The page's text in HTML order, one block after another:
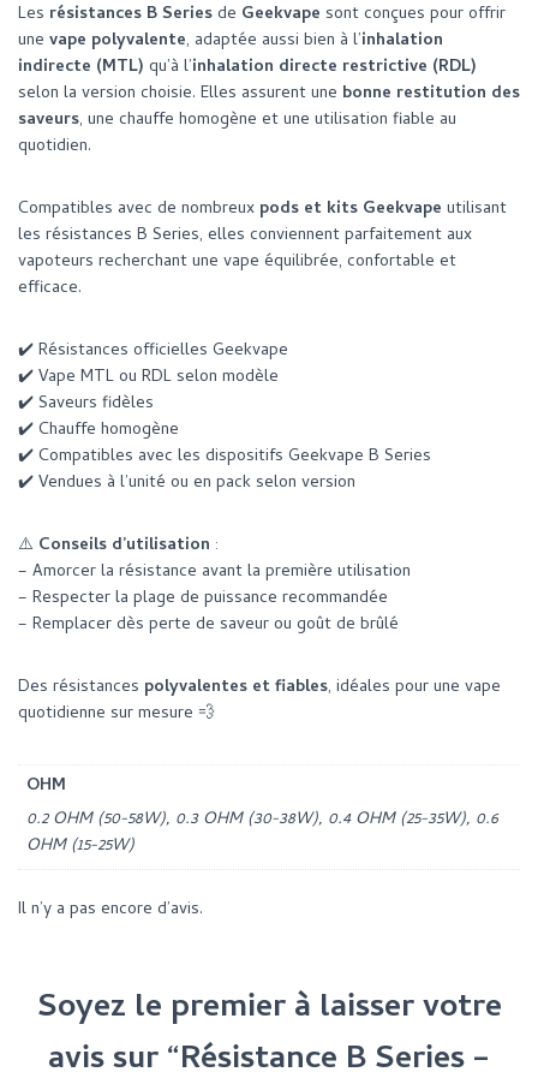
Les résistances B Seriesde Geekvape sont conçues pour offrir
une vape polyvalente, adaptée aussi bien à l’inhalation
indirecte (MTL) qu’à l’inhalation directe restrictive (RDL)
selon la version choisie. Elles assurent une bonne restitution des
saveurs, une chauffe homogène et une utilisation fiable au
quotidien.
Compatibles avec de nombreux pods et kits Geekvape utilisant
les résistances B Series, elles conviennent parfaitement aux
vapoteurs recherchant une vape équilibrée, confortable et
efficace.
✔️ Résistances officielles Geekvape
✔️ Vape MTL ou RDL selon modèle
✔️ Saveurs fidèles
✔️ Chauffe homogène
✔️ Compatibles avec les dispositifs Geekvape B Series
✔️ Vendues à l’unité ou en pack selon version
⚠️ Conseils d’utilisation :
– Amorcer la résistance avant la première utilisation
– Respecter la plage de puissance recommandée
– Remplacer dès perte de saveur ou goût de brûlé
Des résistances polyvalentes et fiables, idéales pour une vape
quotidienne sur mesure 💨
OHM
0.2 OHM (50-58W), 0.3 OHM (30-38W), 0.4 OHM (25-35W), 0.6
OHM (15-25W)
Il n’y a pas encore d’avis.
Soyez le premier à laisser votre
avis sur “Résistance B Series –